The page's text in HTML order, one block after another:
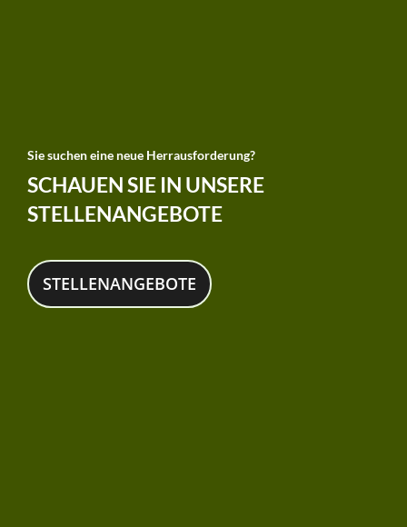
Sie suchen eine neue Herrausforderung?
SCHAUEN SIE IN UNSERE
STELLENANGEBOTE
STELLENANGEBOTE